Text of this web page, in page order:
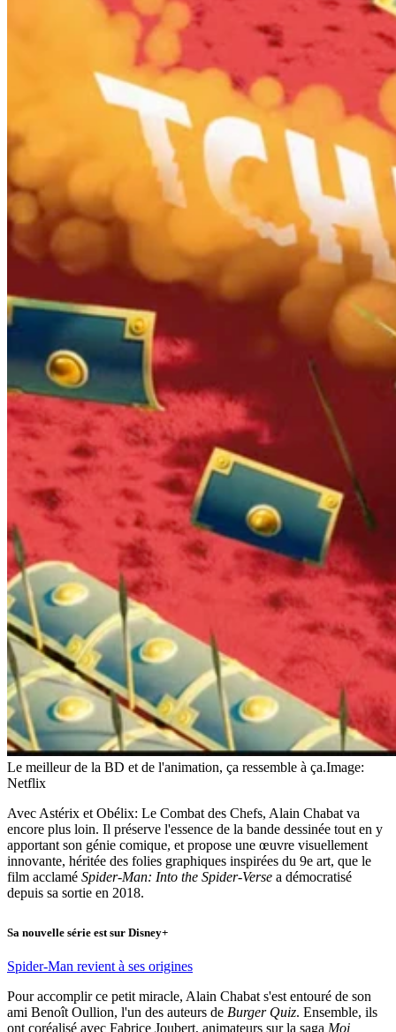
Le meilleur de la BD et de l'animation, ça ressemble à ça.Image:
Netflix
Avec Astérix et Obélix: Le Combat des Chefs, Alain Chabat va
encore plus loin. Il préserve l'essence de la bande dessinée tout en y
apportant son génie comique, et propose une œuvre visuellement
innovante, héritée des folies graphiques inspirées du 9e art, que le
film acclamé Spider-Man: Into the Spider-Verse a démocratisé
depuis sa sortie en 2018.
Sa nouvelle série est sur Disney+
Spider-Man revient à ses origines
Pour accomplir ce petit miracle, Alain Chabat s'est entouré de son
ami Benoît Oullion, l'un des auteurs de Burger Quiz. Ensemble, ils
ont coréalisé avec Fabrice Joubert, animateurs sur la saga Moi,